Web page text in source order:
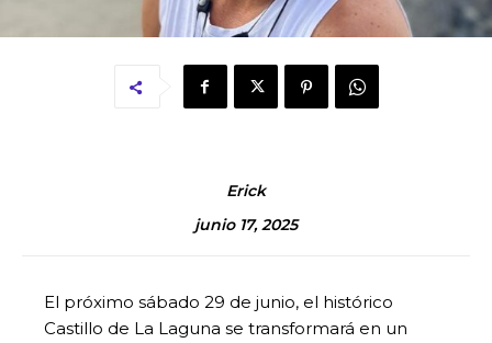
Erick
junio 17, 2025
El próximo sábado 29 de junio, el histórico
Castillo de La Laguna se transformará en un